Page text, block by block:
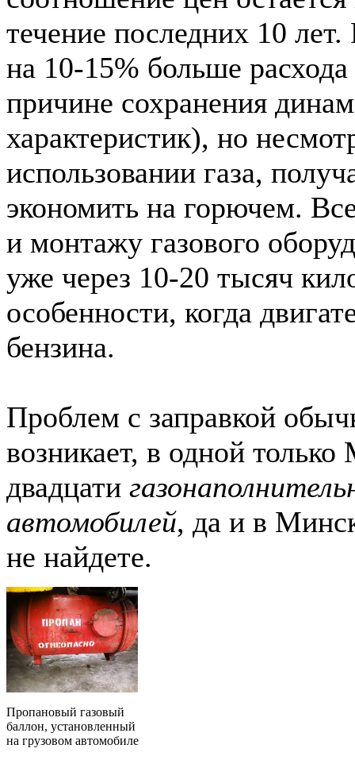
течение последних 10 лет.
на 10-15% больше
причине сохранения
характеристик), но
использовании газа,
экономить на горючем.
и монтажу газового
уже через 10-20 тысяч
особенности, когда
бензина.
Проблем с заправкой
возникает, в одной
двадцати
автомобилей, да и в
не найдете.
Пропановый газовый
баллон, установленный
на грузовом автомобиле